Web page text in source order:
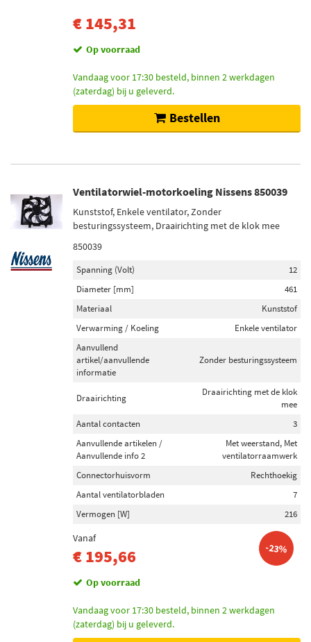
€ 145,31
Op voorraad
Vandaag voor 17:30 besteld, binnen 2 werkdagen
(zaterdag) bij u geleverd.
Bestellen
Ventilatorwiel-motorkoeling Nissens 850039
Kunststof, Enkele ventilator, Zonder
besturingssysteem, Draairichting met de klok mee
850039
Spanning (Volt)
12
Diameter [mm]
461
Materiaal
Kunststof
Verwarming / Koeling
Enkele ventilator
Aanvullend
artikel/aanvullende
informatie
Zonder besturingssysteem
Draairichting
Draairichting met de klok
mee
Aantal contacten
3
Aanvullende artikelen /
Aanvullende info 2
Met weerstand, Met
ventilatorraamwerk
Connectorhuisvorm
Rechthoekig
Aantal ventilatorbladen
7
Vermogen [W]
216
Vanaf
€ 195,66 -23%
Op voorraad
Vandaag voor 17:30 besteld, binnen 2 werkdagen
(zaterdag) bij u geleverd.